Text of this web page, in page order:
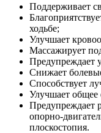
Поддерживает
ходьбе;
Улучшает
Массажирует
Предупреждает
Снижает
Способствует
Улучшает общее
Предупреждает
опорно-
плоскостопия.